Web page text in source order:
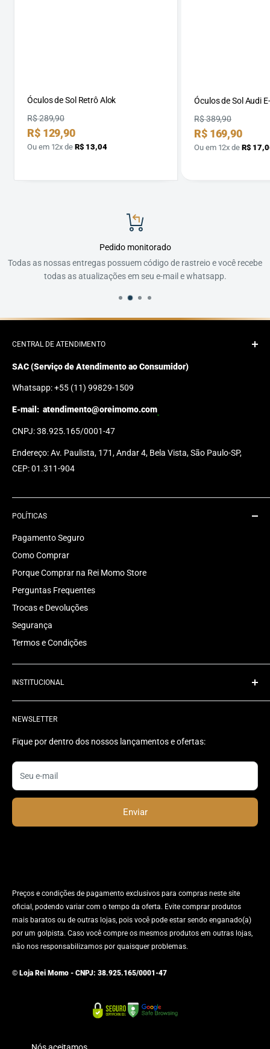
Óculos de Sol Retrô Alok
Preço
por
R$ 129,90
Preço
R$ 289,90
Ou em 12x de R$ 13,04
Óculos de Sol Audi
Preço
por
R$ 169,90
Preço
R$ 389,90
Ou em 12x de R$
Pedido monitorado
Todas as nossas entregas possuem código de rastreio e você recebe
todas as atualizações em seu e-mail e whatsapp.
CENTRAL DE ATENDIMENTO
SAC (Serviço de Atendimento ao Consumidor)
Whatsapp: +55 (11) 99829-1509
E-mail: atendimento@oreimomo.com
CNPJ: 38.925.165/0001-47
Endereço: Av. Paulista, 171, Andar 4, Bela Vista, São Paulo-SP,
CEP: 01.311-904
POLÍTICAS
Pagamento Seguro
Como Comprar
Porque Comprar na Rei Momo Store
Perguntas Frequentes
Trocas e Devoluções
Segurança
Termos e Condições
INSTITUCIONAL
Quem Somos
Rastrear Pedido
Contato
NEWSLETTER
Fique por dentro dos nossos lançamentos e ofertas:
Seu e-mail
Enviar
Preços e condições de pagamento exclusivos para compras neste site
oficial, podendo variar com o tempo da oferta. Evite comprar produtos
mais baratos ou de outras lojas, pois você pode estar sendo enganado(a)
por um golpista. Caso você compre os mesmos produtos em outras lojas,
não nos responsabilizamos por quaisquer problemas.
© Loja Rei Momo - CNPJ: 38.925.165/0001-47